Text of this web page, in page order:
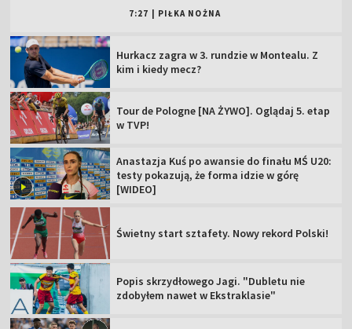
7:27 PIŁKA NOŻNA
Hurkacz zagra w 3. rundzie w Montealu. Z
kim i kiedy mecz?
Tour de Pologne [NA ŻYWO]. Oglądaj 5. etap
w TVP!
Anastazja Kuś po awansie do finału MŚ U20:
testy pokazują, że forma idzie w górę
[WIDEO]
Świetny start sztafety. Nowy rekord Polski!
Popis skrzydłowego Jagi. "Dubletu nie
zdobyłem nawet w Ekstraklasie"